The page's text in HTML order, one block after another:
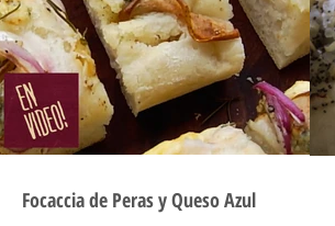
Focaccia de Peras y Queso Azul